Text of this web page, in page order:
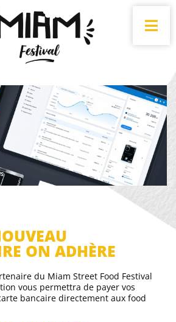
ON ADHÈRE
du Miam Street Food Festival
vous permettra de payer vos
bancaire directement aux food